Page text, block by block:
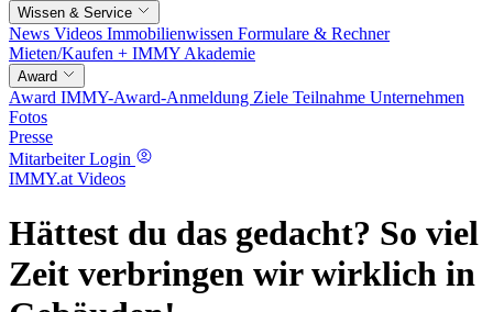
Wissen & Service
News Videos Immobilienwissen Formulare & Rechner
Mieten/Kaufen + IMMY Akademie
Award
Award IMMY-Award-Anmeldung Ziele Teilnahme Unternehmen
Fotos
Presse
Mitarbeiter Login
IMMY.at Videos
Hättest du das gedacht? So viel
Zeit verbringen wir wirklich in